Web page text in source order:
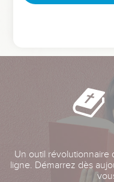
Un outil révolutionnaire
ligne. Démarrez dès